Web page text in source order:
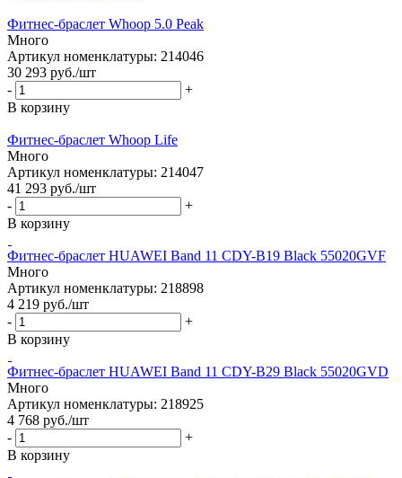
Фитнес-браслет Whoop 5.0 Peak
Много
Артикул номенклатуры: 214046
30 293 руб./шт
-
+
В корзину
Фитнес-браслет Whoop Life
Много
Артикул номенклатуры: 214047
41 293 руб./шт
-
+
В корзину
Фитнес-браслет HUAWEI Band 11 CDY-B19 Black 55020GVF
Много
Артикул номенклатуры: 218898
4 219 руб./шт
-
+
В корзину
Фитнес-браслет HUAWEI Band 11 CDY-B29 Black 55020GVD
Много
Артикул номенклатуры: 218925
4 768 руб./шт
-
+
В корзину